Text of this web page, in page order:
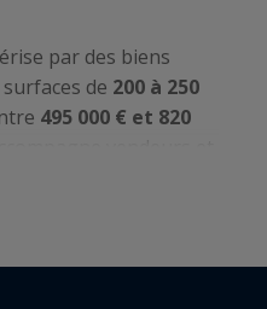
par des biens
de 200 à 250
495 000 € et 820
immobiliers haut de